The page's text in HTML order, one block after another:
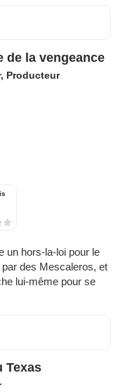
de la vengeance
Producteur
un hors-la-loi pour le
des Mescaleros, et
lui-même pour se
Texas